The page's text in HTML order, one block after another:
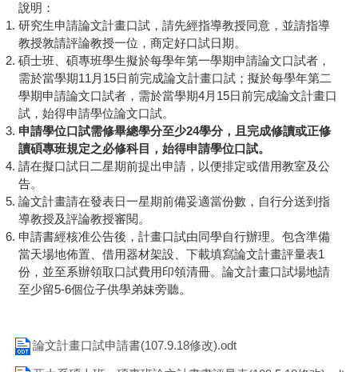
說明：
研究生申請論文計畫口試，請先經指導教授同意，並請指導
教授敦請評論教授一位，商定好口試日期。
碩士班、碩專班學生擬於每學年第一學期申請論文口試者，
需於當學期11月15日前完成論文計畫口試；擬於每學年第二
學期申請論文口試者，需於當學期4月15日前完成論文計畫口
試，始得申請學位論文口試。
申請學位口試需修畢總學分至少24學分，且完成修讀或正修
讀碩專班規定之必修科目，始得申請學位口試。
請在擬口試日二星期前提出申請，以便排定或借用教室及公
告。
論文計畫請在發表日一星期前備妥適當份數，自行分送到指
導教授及評論教授審閱。
申請書經核准公告後，計畫口試由同學自行辦理。包含準備
當天場地佈置、借用器材架設、下載填寫論文計畫評量表1
份，並至系辦領取口試費用印領清冊。論文計畫口試場地請
至少留5-6個位子供學弟妹旁聽。
論文計畫口試申請書(107.9.18修改).odt